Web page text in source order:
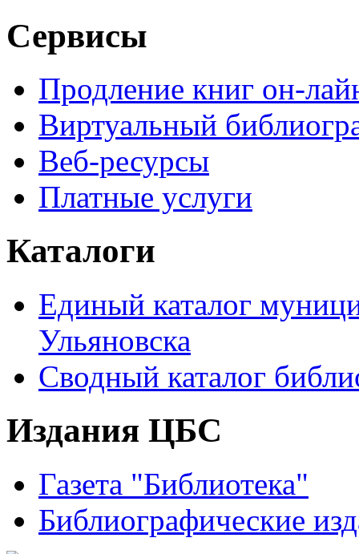
Сервисы
Продление книг он-
Виртуальный
Веб-ресурсы
Платные услуги
Каталоги
Единый каталог
Ульяновска
Сводный каталог
Издания ЦБС
Газета "Библиотека"
Библиографические